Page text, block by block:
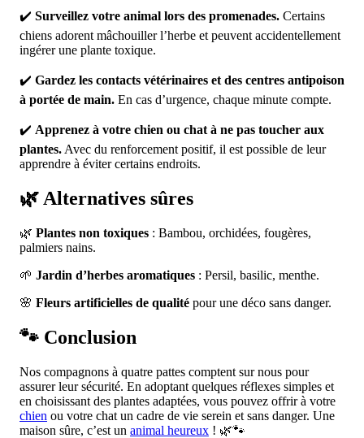
✔️ Surveillez votre animal lors des promenades. Certains
chiens adorent mâchouiller l’herbe et peuvent accidentellement
ingérer une plante toxique.
✔️ Gardez les contacts vétérinaires et des centres antipoison
à portée de main. En cas d’urgence, chaque minute compte.
✔️ Apprenez à votre chien ou chat à ne pas toucher aux
plantes. Avec du renforcement positif, il est possible de leur
apprendre à éviter certains endroits.
🌿 Alternatives sûres
🌿 Plantes non toxiques : Bambou, orchidées, fougères,
palmiers nains.
🌱 Jardin d’herbes aromatiques : Persil, basilic, menthe.
🌸 Fleurs artificielles de qualité pour une déco sans danger.
🐾 Conclusion
Nos compagnons à quatre pattes comptent sur nous pour
assurer leur sécurité. En adoptant quelques réflexes simples et
en choisissant des plantes adaptées, vous pouvez offrir à votre
chien ou votre chat un cadre de vie serein et sans danger. Une
maison sûre, c’est un animal heureux ! 🌿🐾